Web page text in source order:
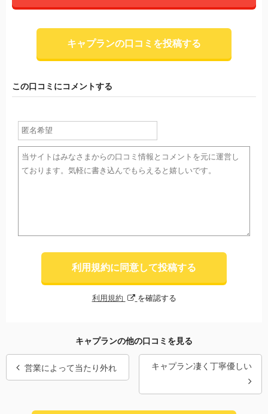
キャプランの口コミを投稿する
この口コミにコメントする
利用規約に同意して投稿する
利用規約 を確認する
キャプランの他の口コミを見る
営業によって当たり外れ キャプラン凄く丁寧優しい